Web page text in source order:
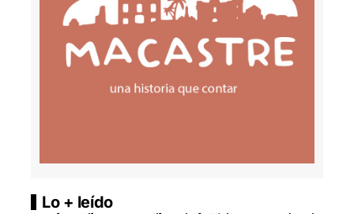
Lo + leído